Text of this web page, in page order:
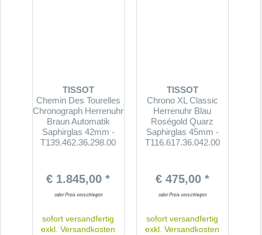
TISSOT
Chemin Des Tourelles
Chronograph Herrenuhr
Braun Automatik
Saphirglas 42mm -
T139.462.36.298.00
€ 1.845,00 *
sofort versandfertig
exkl.Versandkosten
TISSOT
Chrono XL Classic
Herrenuhr Blau
Roségold Quarz
Saphirglas 45mm -
T116.617.36.042.00
€ 475,00 *
sofort versandfertig
exkl.Versandkosten